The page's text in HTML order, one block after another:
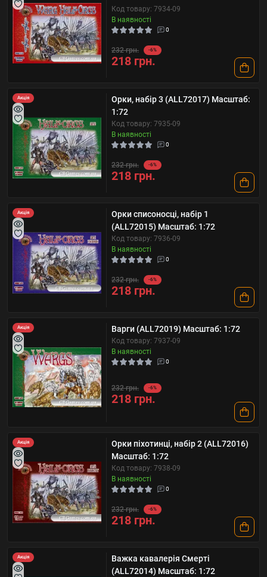
Код товару: 7934-09
В наявності
0
232 грн. -6%
218 грн.
Акція
Орки, набір 3 (ALL72017) Масштаб:
1:72
Код товару: 7935-09
В наявності
0
232 грн. -6%
218 грн.
Акція
Орки списоносці, набір 1
(ALL72015) Масштаб: 1:72
Код товару: 7936-09
В наявності
0
232 грн. -6%
218 грн.
Акція Варги (ALL72019) Масштаб: 1:72
Код товару: 7937-09
В наявності
0
232 грн. -6%
218 грн.
Акція
Орки піхотинці, набір 2 (ALL72016)
Масштаб: 1:72
Код товару: 7938-09
В наявності
0
232 грн. -6%
218 грн.
Акція
Важка кавалерія Смерті
(ALL72014) Масштаб: 1:72